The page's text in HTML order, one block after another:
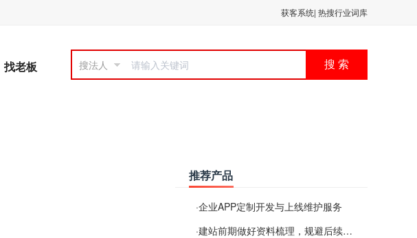
获客系统| 热搜行业词库
找老板 搜法人 搜 索
推荐产品
·企业APP定制开发与上线维护服务
·建站前期做好资料梳理，规避后续各类使用难题